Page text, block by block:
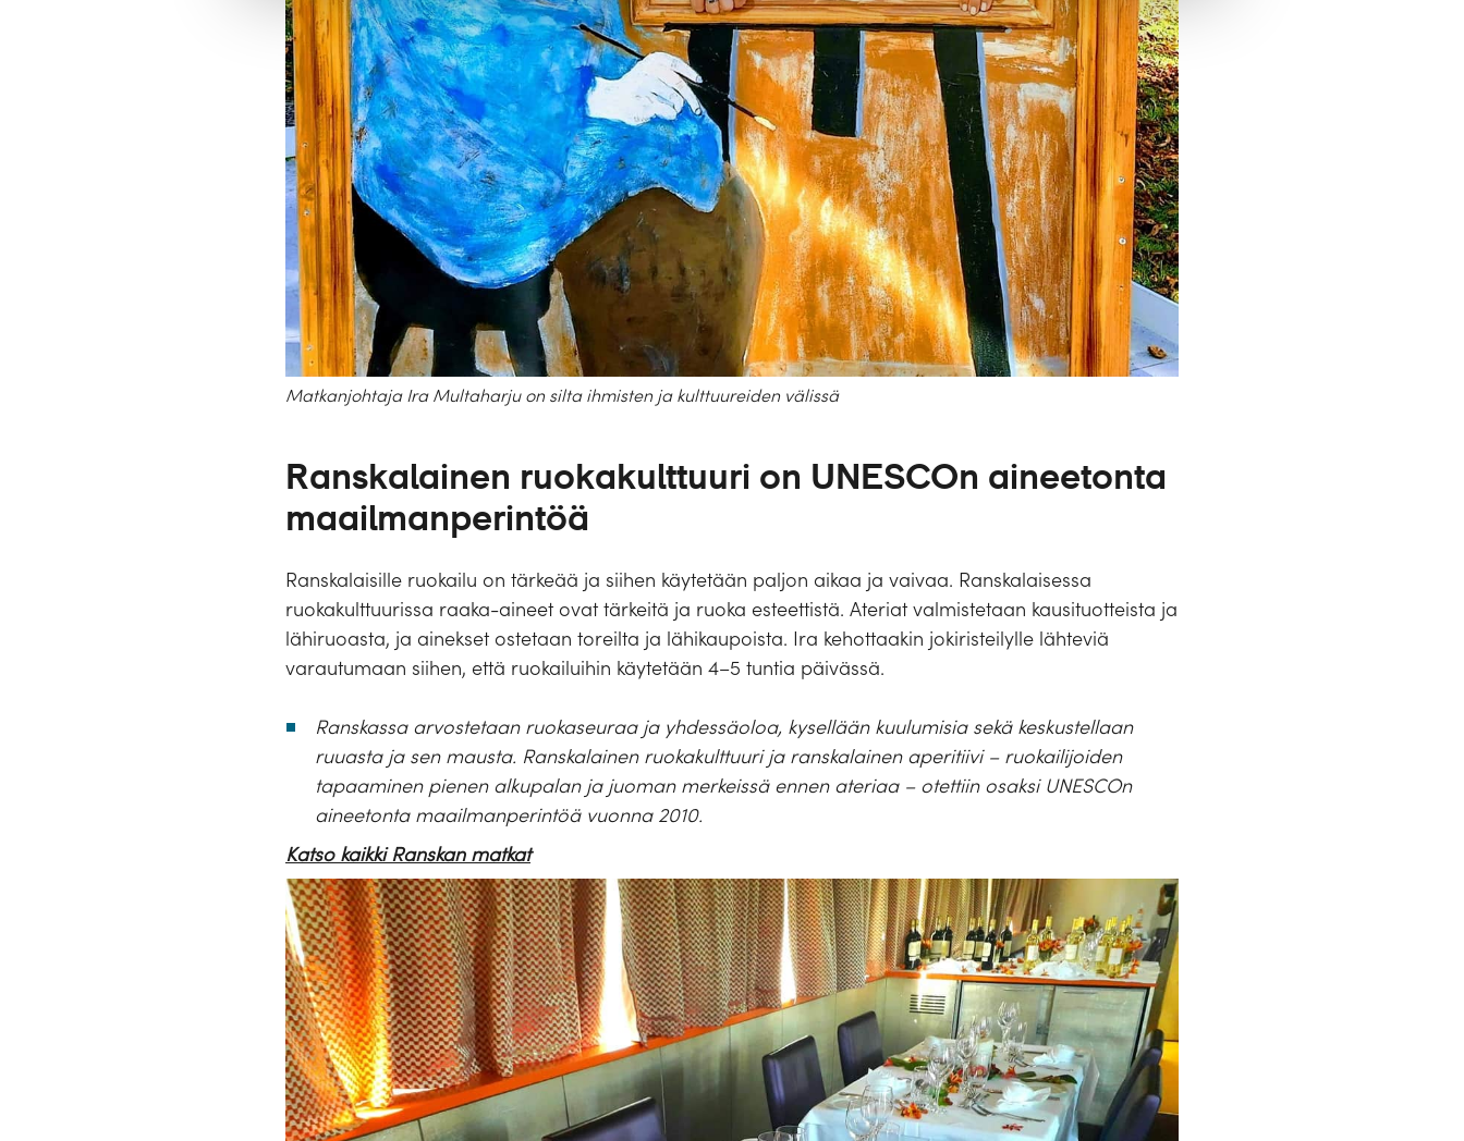
Matkanjohtaja Ira Multaharju on silta ihmisten ja kulttuureiden välissä
Ranskalainen ruokakulttuuri on UNESCOn aineetonta
maailmanperintöä
Ranskalaisille ruokailu on tärkeää ja siihen käytetään paljon aikaa ja vaivaa. Ranskalaisessa
ruokakulttuurissa raaka-aineet ovat tärkeitä ja ruoka esteettistä. Ateriat valmistetaan kausituotteista ja
lähiruoasta, ja ainekset ostetaan toreilta ja lähikaupoista. Ira kehottaakin jokiristeilylle lähteviä
varautumaan siihen, että ruokailuihin käytetään 4–5 tuntia päivässä.
Ranskassa arvostetaan ruokaseuraa ja yhdessäoloa, kysellään kuulumisia sekä keskustellaan
ruuasta ja sen mausta. Ranskalainen ruokakulttuuri ja ranskalainen aperitiivi – ruokailijoiden
tapaaminen pienen alkupalan ja juoman merkeissä ennen ateriaa – otettiin osaksi UNESCOn
aineetonta maailmanperintöä vuonna 2010.
Katso kaikki Ranskan matkat